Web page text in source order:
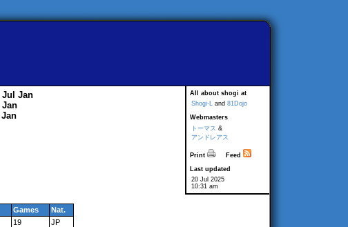
All about shogi at
Shogi-L and 81Dojo
Webmasters
トーマス &
アンドレアス
Print
Feed
Last updated
20 Jul 2025
10:31 am
Jul Jan
Jan
Jan
Games
Nat.
19
JP